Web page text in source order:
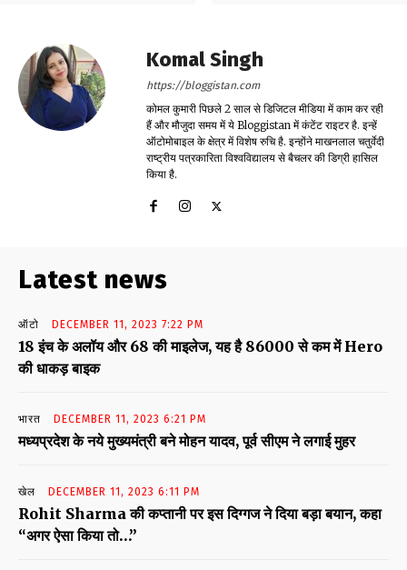
Komal Singh
https://bloggistan.com
कोमल कुमारी पिछले 2 साल से डिजिटल मीडिया में काम कर रही
हैं और मौजुदा समय में ये Bloggistan में कंटेंट राइटर है. इन्हें
ऑटोमोबाइल के क्षेत्र में विशेष रुचि है. इन्होंने माखनलाल चतुर्वेदी
राष्ट्रीय पत्रकारिता विश्वविद्यालय से बैचलर की डिग्री हासिल
किया है.
Latest news
ऑटो DECEMBER 11, 2023 7:22 PM
18 इंच के अलॉय और 68 की माइलेज, यह है 86000 से कम में Hero
की धाकड़ बाइक
भारत DECEMBER 11, 2023 6:21 PM
मध्यप्रदेश के नये मुख्यमंत्री बने मोहन यादव, पूर्व सीएम ने लगाई मुहर
खेल DECEMBER 11, 2023 6:11 PM
Rohit Sharma की कप्तानी पर इस दिग्गज ने दिया बड़ा बयान, कहा
“अगर ऐसा किया तो…”